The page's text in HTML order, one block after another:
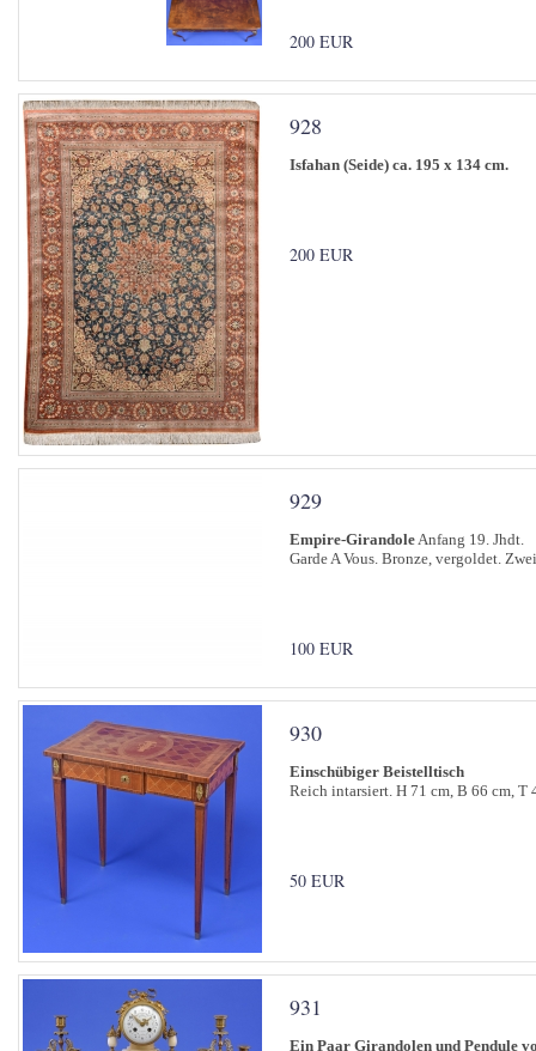
200 EUR
928
Isfahan (Seide) ca. 195 x 134 cm.
200 EUR
929
Empire-GirandoleAnfang 19. Jhdt.
Garde A Vous. Bronze, vergoldet.
100 EUR
930
Einschübiger Beistelltisch
Reich intarsiert. H 71 cm, B 66 cm, T
50 EUR
931
Ein Paar Girandolen und Pendule